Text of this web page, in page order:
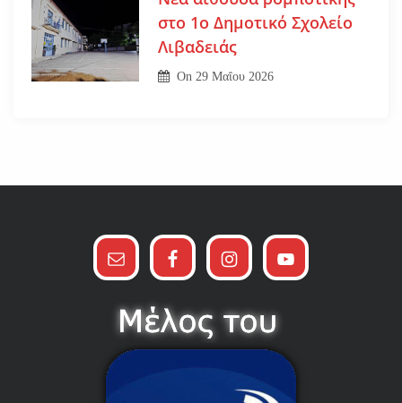
στο 1ο Δημοτικό Σχολείο
Λιβαδειάς
On 29 Μαΐου 2026